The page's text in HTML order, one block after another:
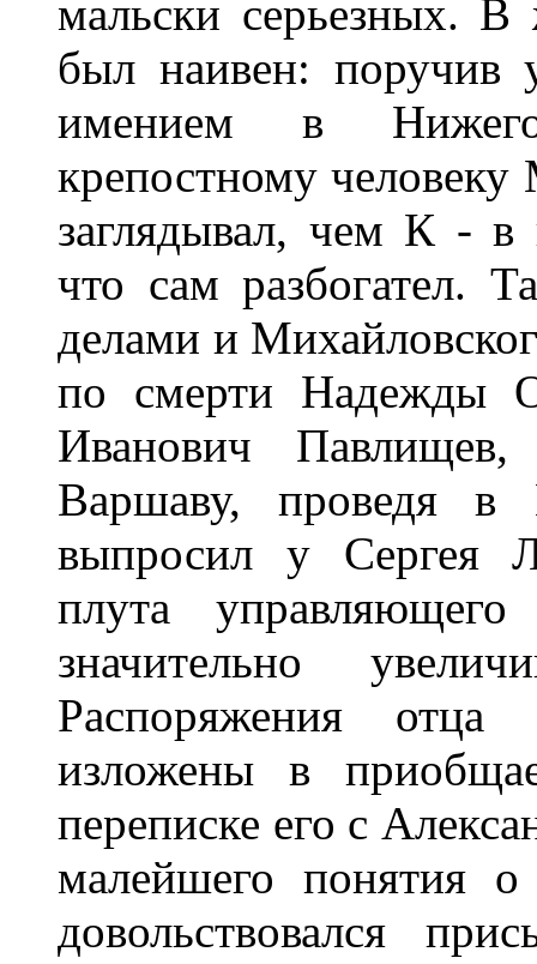
мальски серьезных. В
был наивен: поручив
имением в
крепостному
заглядывал, чем К - в
что сам разбогател.
делами и
по смерти Надежды
Иванович
Варшаву, проведя в
выпросил у Сергея
плута
значительно
Распоряжения
изложены в
переписке его с
малейшего понятия о
довольствовался